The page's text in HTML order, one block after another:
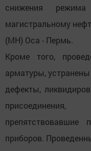
снижения
магистральному
(МН) Оса - Пермь.
Кроме того,
арматуры, устранены
дефекты,
присоединения,
препятствовавшие
приборов.